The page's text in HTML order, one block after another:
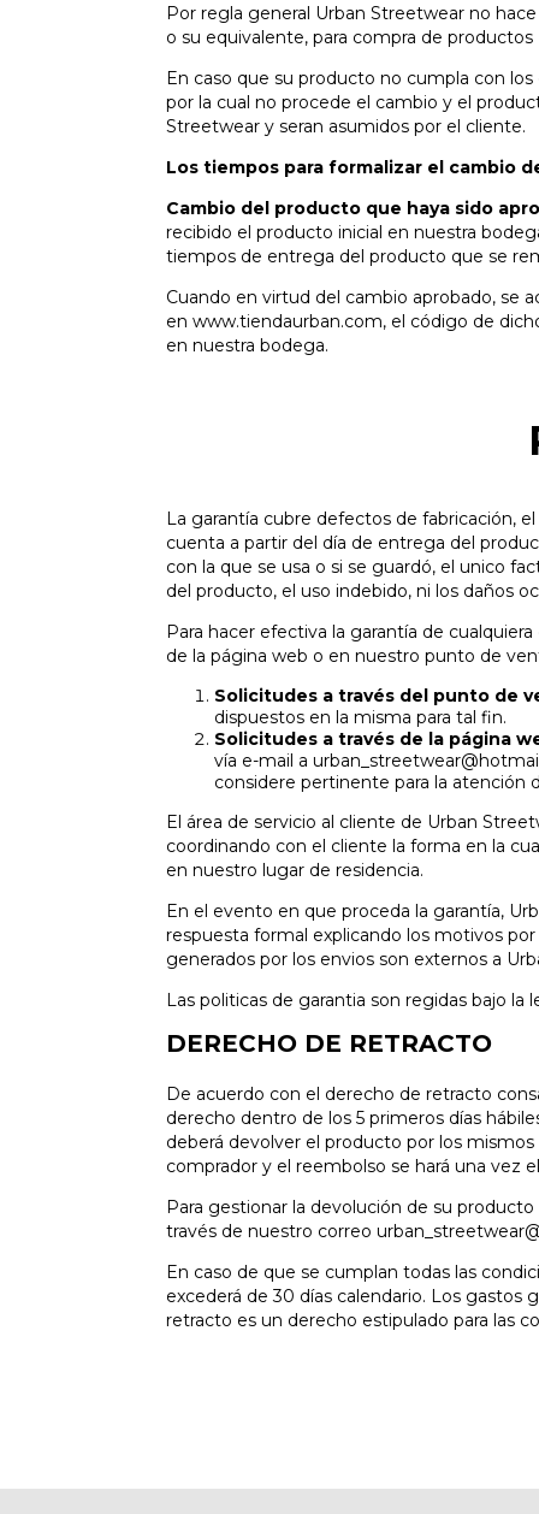
Por regla general Urban Streetwear no
o su equivalente, para compra de
En caso que su producto no cumpla con
por la cual no procede el cambio y el
Streetwear y seran asumidos por el cliente.
Los tiempos para formalizar el cambio
Cambio del producto que haya sido
recibido el producto inicial en nuestra
tiempos de entrega del producto que se
Cuando en virtud del cambio aprobado, se
en www.tiendaurban.com, el código de
en nuestra bodega.
La garantía cubre defectos de fabricación,
cuenta a partir del día de entrega del
con la que se usa o si se guardó, el unico
del producto, el uso indebido, ni los daños
Para hacer efectiva la garantía de
de la página web o en nuestro punto de
Solicitudes a través del punto de
dispuestos en la misma para tal fin.
Solicitudes a través de la página
vía e-mail a
considere pertinente para la atención
El área de servicio al cliente de Urban
coordinando con el cliente la forma en la
en nuestro lugar de residencia.
En el evento en que proceda la garantía,
respuesta formal explicando los motivos
generados por los envios son externos a
Las politicas de garantia son regidas bajo la
DERECHO DE RETRACTO
De acuerdo con el derecho de retracto
derecho dentro de los 5 primeros días
deberá devolver el producto por los
comprador y el reembolso se hará una vez
Para gestionar la devolución de su
través de nuestro correo
En caso de que se cumplan todas las
excederá de 30 días calendario. Los gastos
retracto es un derecho estipulado para las